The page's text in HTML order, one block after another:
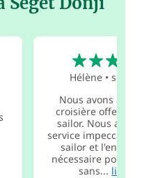
Hélène• sept.
Nous avons
croisière offert
sailor. Nous
service impeccable
sailor et
nécessaire pour
sans... lire